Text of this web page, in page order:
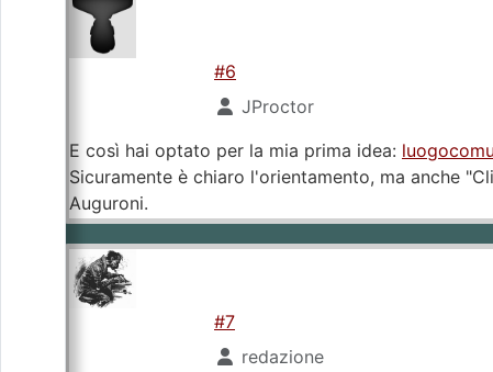
#6
JProctor
E così hai optato per la mia prima idea:
Sicuramente è chiaro l'orientamento, ma anche
Auguroni.
#7
redazione